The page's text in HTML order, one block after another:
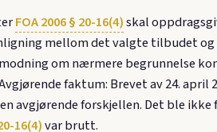
FOA 2006 § 20-16(4)skal
mellom det valgte tilbudet og
om nærmere begrunnelse
faktum: Brevet av 24. april
avgjørende forskjellen. Det ble
16(4)var brutt.